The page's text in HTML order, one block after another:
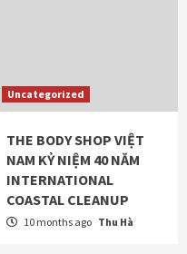
Uncategorized
THE BODY SHOP VIỆT
NAM KỶ NIỆM 40 NĂM
INTERNATIONAL
COASTAL CLEANUP
10 months ago Thu Hà